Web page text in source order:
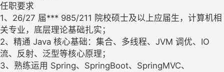
任职要求
1、26/27 届*** 985/211 院校硕士及以上应届生，计算机相
关专业，底层理论基础扎实；
2、精通 Java 核心基础：集合、多线程、JVM 调优、IO
流、反射、泛型等核心原理；
3、熟练运用 Spring、SpringBoot、SpringMVC、